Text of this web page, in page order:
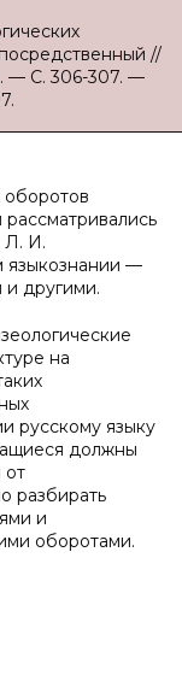
//
— С. 306-307. —
Л. И.
языкознании —
другими.
на
русскому языку
должны
от
разбирать
и
оборотами.